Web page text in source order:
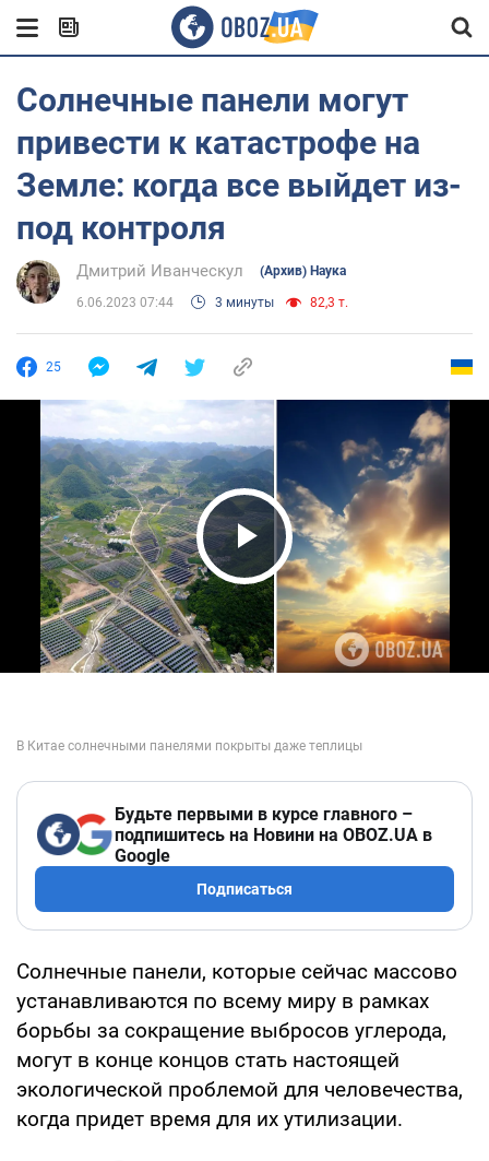
Солнечные панели могут
привести к катастрофе на
Земле: когда все выйдет из-
под контроля
Дмитрий Иванческул (Архив) Наука
6.06.2023 07:44 3 минуты 82,3 т.
25
Play Video
Будьте первыми в курсе главного –
подпишитесь на Новини на OBOZ.UA в
Google
Подписаться
Солнечные панели, которые сейчас массово
устанавливаются по всему миру в рамках
борьбы за сокращение выбросов углерода,
могут в конце концов стать настоящей
экологической проблемой для человечества,
когда придет время для их утилизации.